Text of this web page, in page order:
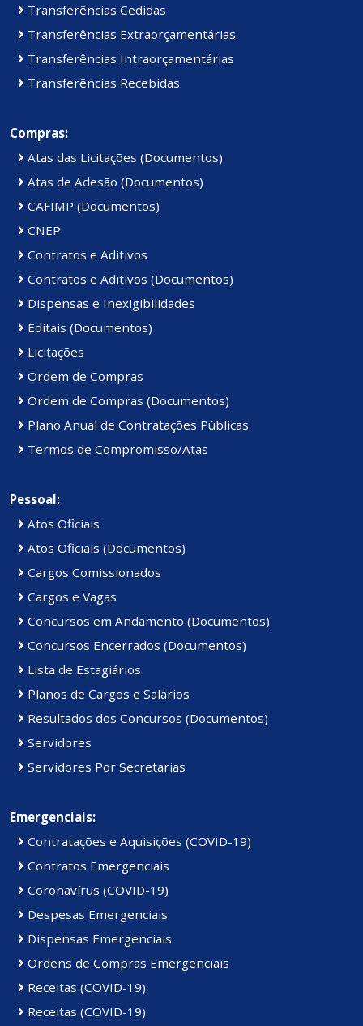
Transferências Cedidas
Transferências Extraorçamentárias
Transferências Intraorçamentárias
Transferências Recebidas
Compras:
Atas das Licitações (Documentos)
Atas de Adesão (Documentos)
CAFIMP (Documentos)
CNEP
Contratos e Aditivos
Contratos e Aditivos (Documentos)
Dispensas e Inexigibilidades
Editais (Documentos)
Licitações
Ordem de Compras
Ordem de Compras (Documentos)
Plano Anual de Contratações Públicas
Termos de Compromisso/Atas
Pessoal:
Atos Oficiais
Atos Oficiais (Documentos)
Cargos Comissionados
Cargos e Vagas
Concursos em Andamento (Documentos)
Concursos Encerrados (Documentos)
Lista de Estagiários
Planos de Cargos e Salários
Resultados dos Concursos (Documentos)
Servidores
Servidores Por Secretarias
Emergenciais:
Contratações e Aquisições (COVID-19)
Contratos Emergenciais
Coronavírus (COVID-19)
Despesas Emergenciais
Dispensas Emergenciais
Ordens de Compras Emergenciais
Receitas (COVID-19)
Receitas (COVID-19)